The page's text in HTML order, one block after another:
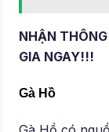
NHẬN
GIA NGAY!!!
Gà Hồ